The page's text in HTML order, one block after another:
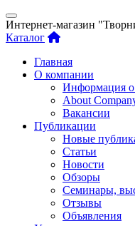
Интернет-магазин
Каталог
Главная
О компании
Информация
About
Вакансии
Публикации
Новые
Статьи
Новости
Обзоры
Семинары,
Отзывы
Объявления